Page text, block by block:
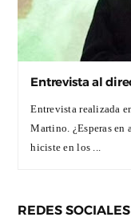
Entrevista al
Entrevista realizada
Martino. ¿Esperas en
hiciste en los ...
REDES SOCIALES